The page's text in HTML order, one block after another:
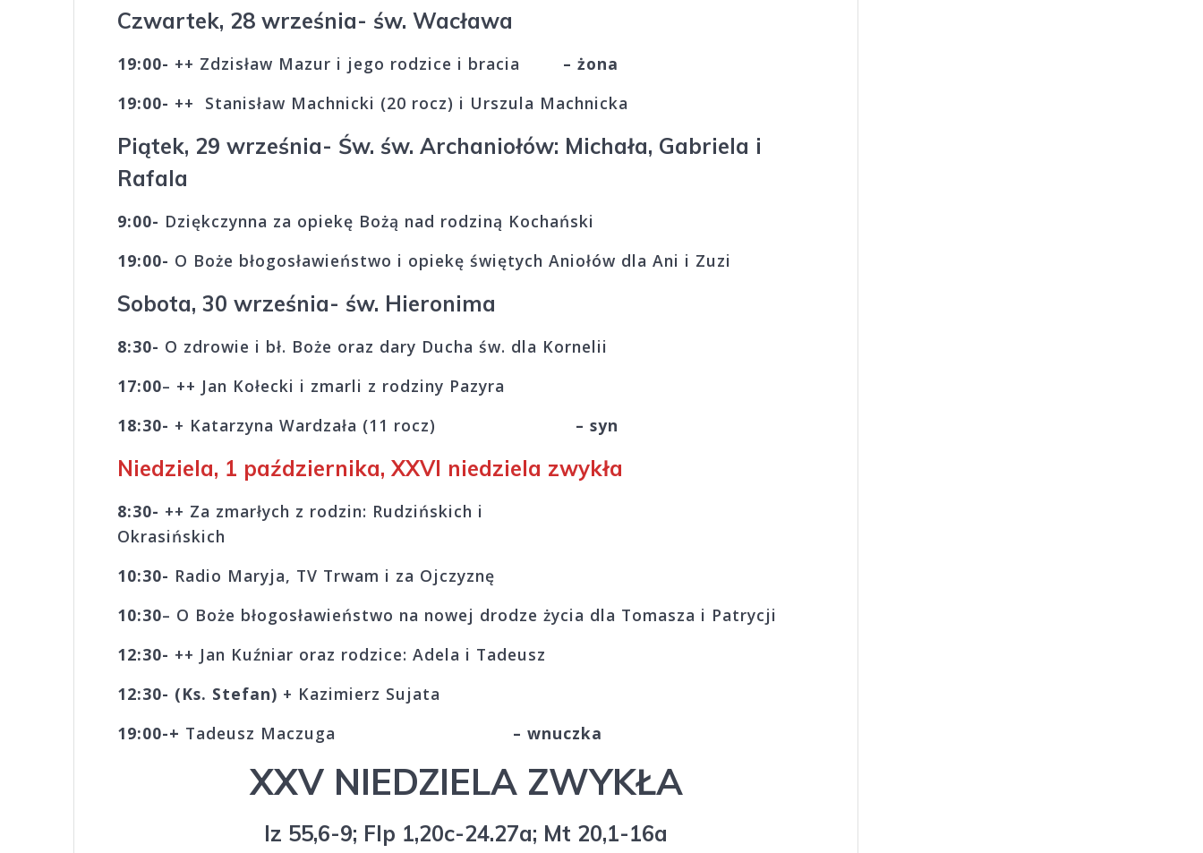
Czwartek, 28 września- św. Wacława
19:00- ++ Zdzisław Mazur i jego rodzice i bracia – żona
19:00- ++ Stanisław Machnicki (20 rocz) i Urszula Machnicka
Piątek, 29 września- Św. św. Archaniołów: Michała, Gabriela i
Rafala
9:00- Dziękczynna za opiekę Bożą nad rodziną Kochański
19:00- O Boże błogosławieństwo i opiekę świętych Aniołów dla Ani i Zuzi
Sobota, 30 września- św. Hieronima
8:30- O zdrowie i bł. Boże oraz dary Ducha św. dla Kornelii
17:00– ++ Jan Kołecki i zmarli z rodziny Pazyra
18:30- + Katarzyna Wardzała (11 rocz) – syn
Niedziela, 1 października, XXVI niedziela zwykła
8:30- ++ Za zmarłych z rodzin: Rudzińskich i
Okrasińskich
10:30- Radio Maryja, TV Trwam i za Ojczyznę
10:30– O Boże błogosławieństwo na nowej drodze życia dla Tomasza i Patrycji
12:30- ++ Jan Kuźniar oraz rodzice: Adela i Tadeusz
12:30- (Ks. Stefan) + Kazimierz Sujata
19:00-+ Tadeusz Maczuga – wnuczka
XXV NIEDZIELA ZWYKŁA
Iz 55,6-9; Flp 1,20c-24.27a; Mt 20,1-16a